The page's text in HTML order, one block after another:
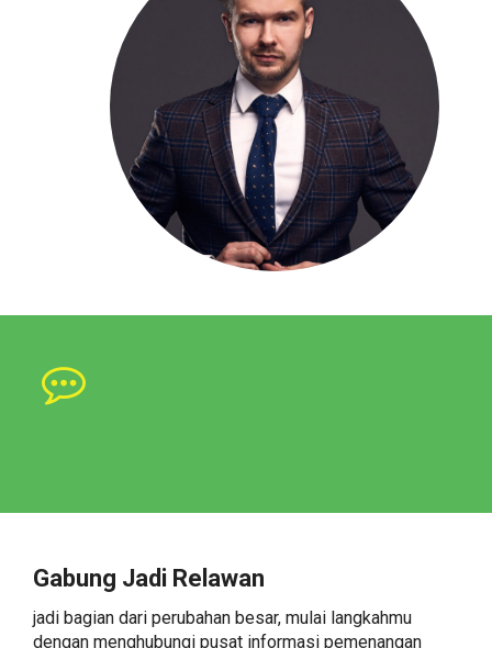
Gabung Jadi Relawan
jadi bagian dari perubahan besar, mulai langkahmu
dengan menghubungi pusat informasi pemenangan